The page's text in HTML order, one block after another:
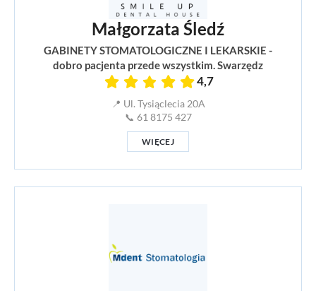
Małgorzata Śledź
GABINETY STOMATOLOGICZNE I LEKARSKIE -
dobro pacjenta przede wszystkim. Swarzędz
4,7
📍 Ul. Tysiąclecia 20A
📞 61 8175 427
WIĘCEJ